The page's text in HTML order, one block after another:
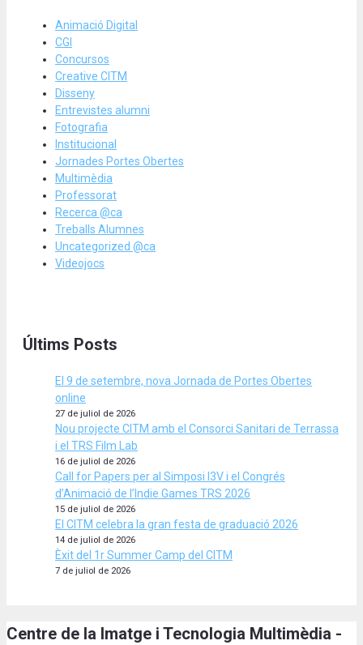
Animació Digital
CGI
Concursos
Creative CITM
Disseny
Entrevistes alumni
Fotografia
Institucional
Jornades Portes Obertes
Multimèdia
Professorat
Recerca @ca
Treballs Alumnes
Uncategorized @ca
Videojocs
Últims Posts
El 9 de setembre, nova Jornada de Portes Obertes
online
27 de juliol de 2026
Nou projecte CITM amb el Consorci Sanitari de Terrassa
i el TRS Film Lab
16 de juliol de 2026
Call for Papers per al Simposi I3V i el Congrés
d’Animació de l’Indie Games TRS 2026
15 de juliol de 2026
El CITM celebra la gran festa de graduació 2026
14 de juliol de 2026
Èxit del 1r Summer Camp del CITM
7 de juliol de 2026
Centre de la Imatge i Tecnologia Multimèdia -